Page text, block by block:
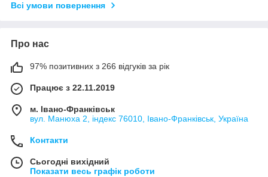
Всі умови повернення
Про нас
97% позитивних з 266 відгуків за рік
Працює з 22.11.2019
м. Івано-Франківськ
вул. Манюха 2, індекс 76010, Івано-Франківськ, Україна
Контакти
Сьогодні вихідний
Показати весь графік роботи